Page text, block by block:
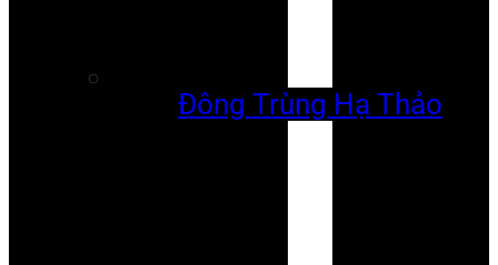
Đông Trùng Hạ Thảo